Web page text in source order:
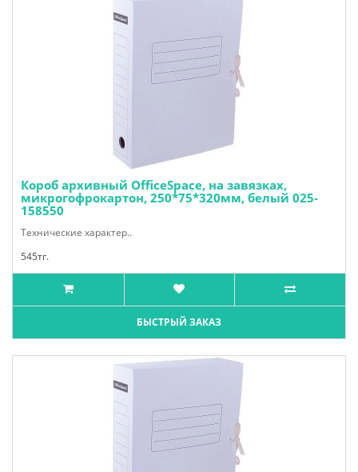
Короб архивный OfficeSpace, на завязках,
микрогофрокартон, 250*75*320мм, белый 025-
158550
Технические характер..
545тг.
БЫСТРЫЙ ЗАКАЗ